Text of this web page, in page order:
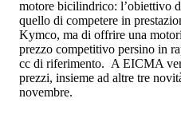
motore bicilindrico: l’obiettivo
quello di competere in
Kymco, ma di offrire una
prezzo competitivo persino in
cc di riferimento. A EICMA
prezzi, insieme ad altre tre
novembre.